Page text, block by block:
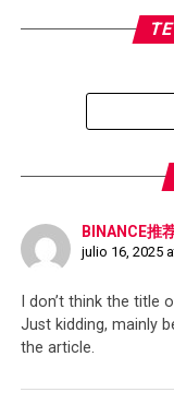
BINANCE推
julio 16, 2025
I don’t think the
Just kidding, mainly
the article.